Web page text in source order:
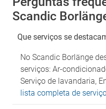
Scandic
Que serviços se
No Scandic Borlänge
serviços: Ar-
Serviço de lavandaria,
lista completa de